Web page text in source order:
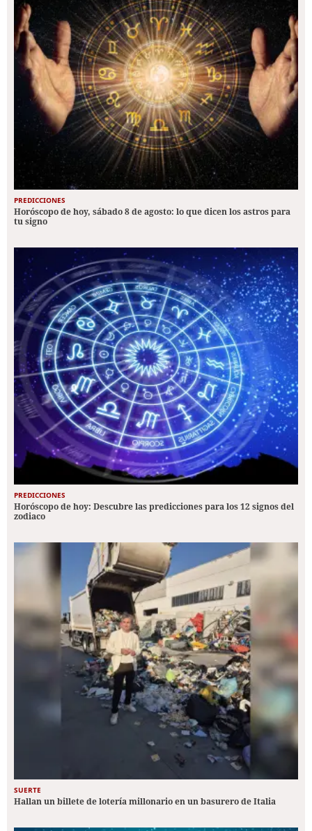
PREDICCIONES
Horóscopo de hoy, sábado 8 de agosto: lo que dicen los astros para
tu signo
PREDICCIONES
Horóscopo de hoy: Descubre las predicciones para los 12 signos del
zodiaco
SUERTE
Hallan un billete de lotería millonario en un basurero de Italia